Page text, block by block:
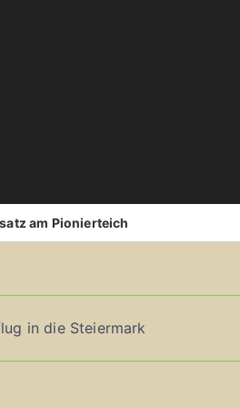
am Pionierteich
in die Steiermark